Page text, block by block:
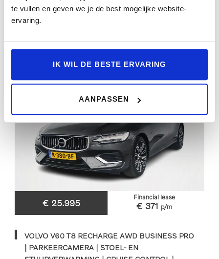
te vullen en geven we je de best mogelijke website-
ervaring.
IK WIL DE BESTE ERVARING
AANPASSEN
BEKIJKEN
€ 25.995
Financial lease
€ 371 p/m
VOLVO V60 T8 RECHARGE AWD BUSINESS PRO
| PARKEERCAMERA | STOEL- EN